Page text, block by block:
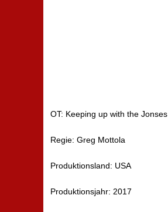
OT: Keeping up with the Jonses
Regie: Greg Mottola
Produktionsland: USA
Produktionsjahr: 2017